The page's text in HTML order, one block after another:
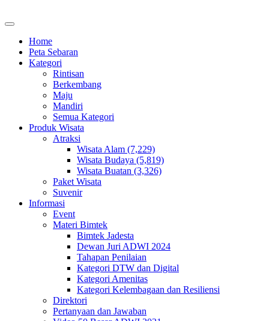
Home
Peta Sebaran
Kategori
Rintisan
Berkembang
Maju
Mandiri
Semua Kategori
Produk Wisata
Atraksi
Wisata Alam (7,229)
Wisata Budaya (5,819)
Wisata Buatan (3,326)
Paket Wisata
Suvenir
Informasi
Event
Materi Bimtek
Bimtek Jadesta
Dewan Juri ADWI 2024
Tahapan Penilaian
Kategori DTW dan Digital
Kategori Amenitas
Kategori Kelembagaan dan Resiliensi
Direktori
Pertanyaan dan Jawaban